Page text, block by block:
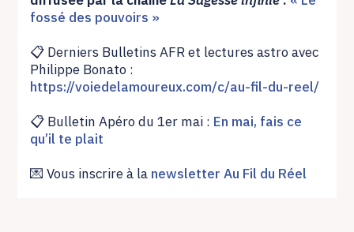
fossé des pouvoirs »
📋 Derniers Bulletins AFR et lectures astro avec
Philippe Bonato :
https://voiedelamoureux.com/c/au-fil-du-reel/
📋 Bulletin Apéro du 1er mai : En mai, fais ce
qu’il te plait
💌 Vous inscrire à la newsletter Au Fil du Réel